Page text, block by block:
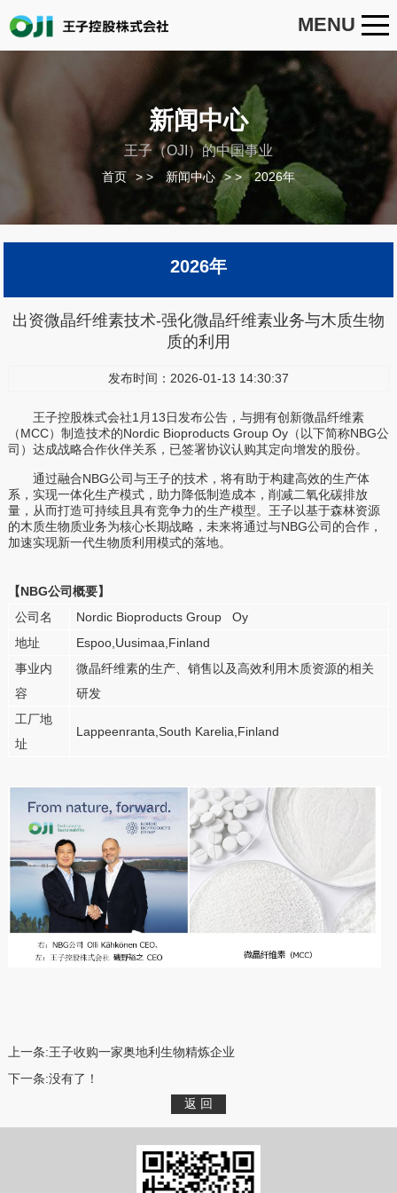
MENU
新闻中心
王子（OJI）的中国事业
首页 > 新闻中心 > 2026年
2026年
出资微晶纤维素技术-强化微晶纤维素业务与木质生物
质的利用
发布时间：2026-01-13 14:30:37
王子控股株式会社1月13日发布公告，与拥有创新微晶纤维素
（MCC）制造技术的Nordic Bioproducts Group Oy（以下简称NBG公
司）达成战略合作伙伴关系，已签署协议认购其定向增发的股份。
通过融合NBG公司与王子的技术，将有助于构建高效的生产体
系，实现一体化生产模式，助力降低制造成本，削减二氧化碳排放
量，从而打造可持续且具有竞争力的生产模型。王子以基于森林资源
的木质生物质业务为核心长期战略，未来将通过与NBG公司的合作，
加速实现新一代生物质利用模式的落地。
【NBG公司概要】
公司名
Nordic Bioproducts Group Oy
地址
Espoo,Uusimaa,Finland
事业内
容
微晶纤维素的生产、销售以及高效利用木质资源的相关
研发
工厂地
址
Lappeenranta,South Karelia,Finland
上一条:王子收购一家奥地利生物精炼企业
下一条:没有了！